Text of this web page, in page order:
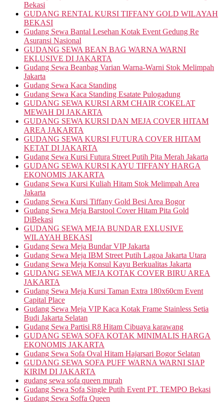
Bekasi
GUDANG RENTAL KURSI TIFFANY GOLD WILAYAH
BEKASI
Gudang Sewa Bantal Lesehan Kotak Event Gedung Re
Asuransi Nasional
GUDANG SEWA BEAN BAG WARNA WARNI
EKLUSIVE DI JAKARTA
Gudang Sewa Beanbag Varian Warna-Warni Stok Melimpah
Jakarta
Gudang Sewa Kaca Standing
Gudang Sewa Kaca Standing Esatate Pulogadung
GUDANG SEWA KURSI ARM CHAIR COKELAT
MEWAH DI JAKARTA
GUDANG SEWA KURSI DAN MEJA COVER HITAM
AREA JAKARTA
GUDANG SEWA KURSI FUTURA COVER HITAM
KETAT DI JAKARTA
Gudang Sewa Kursi Futura Street Putih Pita Merah Jakarta
GUDANG SEWA KURSI KAYU TIFFANY HARGA
EKONOMIS JAKARTA
Gudang Sewa Kursi Kuliah Hitam Stok Melimpah Area
Jakarta
Gudang Sewa Kursi Tiffany Gold Besi Area Bogor
Gudang Sewa Meja Barstool Cover Hitam Pita Gold
DiBekasi
GUDANG SEWA MEJA BUNDAR EXLUSIVE
WILAYAH BEKASI
Gudang Sewa Meja Bundar VIP Jakarta
Gudang Sewa Meja IBM Street Putih Lagoa Jakarta Utara
Gudang Sewa Meja Konsul Kayu Berkualitas Jakarta
GUDANG SEWA MEJA KOTAK COVER BIRU AREA
JAKARTA
Gudang Sewa Meja Kursi Taman Extra 180x60cm Event
Capital Place
Gudang Sewa Meja VIP Kaca Kotak Frame Stainless Setia
Budi Jakarta Selatan
Gudang Sewa Partisi R8 Hitam Cibuaya karawang
GUDANG SEWA SOFA KOTAK MINIMALIS HARGA
EKONOMIS JAKARTA
Gudang Sewa Sofa Oval Hitam Hajarsari Bogor Selatan
GUDANG SEWA SOFA PUFF WARNA WARNI SIAP
KIRIM DI JAKARTA
gudang sewa sofa queen murah
Gudang Sewa Sofa Single Putih Event PT. TEMPO Bekasi
Gudang Sewa Soffa Queen